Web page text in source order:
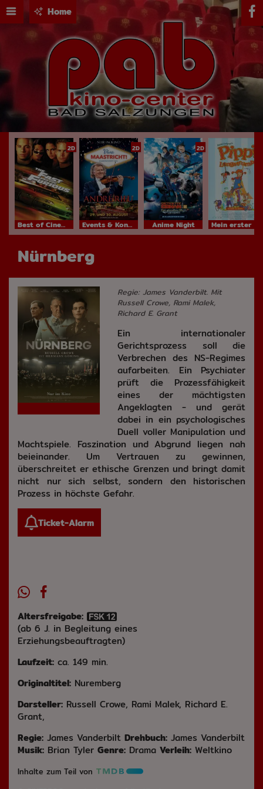
Home
2D
Best of Cinema
2D
Events & Konzerte
2D
Anime Night
Nürnberg
Regie: James Vanderbilt. Mit
Russell Crowe, Rami Malek,
Richard E. Grant
Ein internationaler
Gerichtsprozess soll die
Verbrechen des NS-Regimes
aufarbeiten. Ein Psychiater
prüft die Prozessfähigkeit
eines der mächtigsten
Angeklagten - und gerät
dabei in ein psychologisches
Duell voller Manipulation und
Machtspiele. Faszination und Abgrund liegen nah
beieinander. Um Vertrauen zu gewinnen,
überschreitet er ethische Grenzen und bringt damit
nicht nur sich selbst, sondern den historischen
Prozess in höchste Gefahr.
Ticket-Alarm
Altersfreigabe:
(ab 6 J. in Begleitung eines
Erziehungsbeauftragten)
Laufzeit: ca. 149 min.
Originaltitel: Nuremberg
Darsteller: Russell Crowe, Rami Malek, Richard E.
Grant,
Regie: James Vanderbilt Drehbuch: James Vanderbilt
Musik: Brian Tyler Genre: Drama Verleih: Weltkino
Inhalte zum Teil von